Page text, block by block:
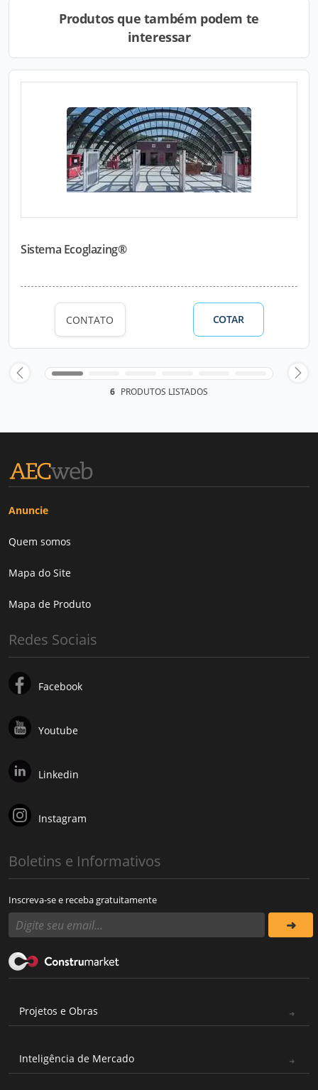
Produtos que também podem te
interessar
Sistema Ecoglazing®
CONTATO COTAR
6 PRODUTOS LISTADOS
Anuncie
Quem somos
Mapa do Site
Mapa de Produto
Redes Sociais
Facebook
Youtube
Linkedin
Instagram
Boletins e Informativos
Inscreva-se e receba gratuitamente
Projetos e Obras
Inteligência de Mercado